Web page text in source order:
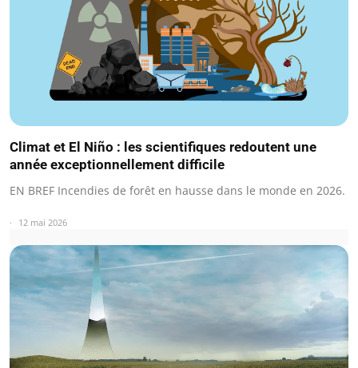
Climat et El Niño : les scientifiques redoutent une
année exceptionnellement difficile
EN BREF Incendies de forêt en hausse dans le monde en 2026.
12 mai 2026